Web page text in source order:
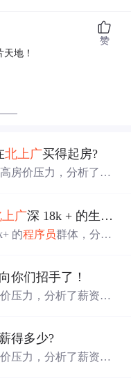
地！
赞
北上广买得起房?
房价压力，分析了薪
广深 18k + 的生存指南
的程序员群体，分析
职业发展和理财规划
你们招手了！
压力，分析了薪资与
得多少?
压力，分析了薪资与